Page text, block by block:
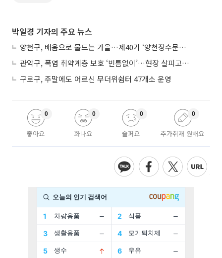
박일경 기자의 주요 뉴스
양천구, 배움으로 물드는 가을…제40기 ‘양천장수문화대학’ 수강생 모집
관악구, 폭염 취약계층 보호 ‘빈틈없이’…현장 살피고 지원 넓힌다
구로구, 주말에도 어르신 무더위쉼터 47개소 운영
좋아요
0
화나요
0
슬퍼요
0
추가취재 원해요
0